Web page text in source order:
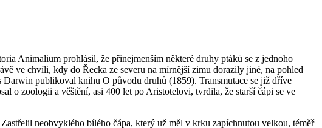
Animalium prohlásil, že přinejmenším některé druhy ptáků se z jednoho
ve chvíli, kdy do Řecka ze severu na mírnější zimu dorazily jiné, na pohled
publikoval knihu O původu druhů (1859). Transmutace se již dříve
o zoologii a věštění, asi 400 let po Aristotelovi, tvrdila, že starší čápi se ve
neobvyklého bílého čápa, který už měl v krku zapíchnutou velkou, téměř